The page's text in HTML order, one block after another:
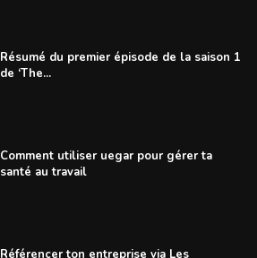
Résumé du premier épisode de la saison 1
de ‘The...
Comment utiliser uegar pour gérer ta
santé au travail
Référencer ton entreprise via Les